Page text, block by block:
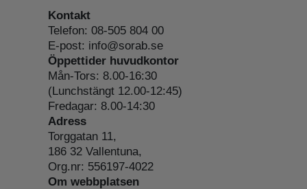
Kontakt
Telefon: 08-505 804 00
E-post: info@sorab.se
Öppettider huvudkontor
Mån-Tors: 8.00-16:30
(Lunchstängt 12.00-12:45)
Fredagar: 8.00-14:30
Adress
Torggatan 11,
186 32 Vallentuna,
Org.nr: 556197-4022
Om webbplatsen